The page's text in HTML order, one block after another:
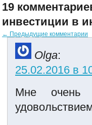
19
инвестиции в
← Предыдущие комментарии
Olga:
25.02.2016 в
Мне очень